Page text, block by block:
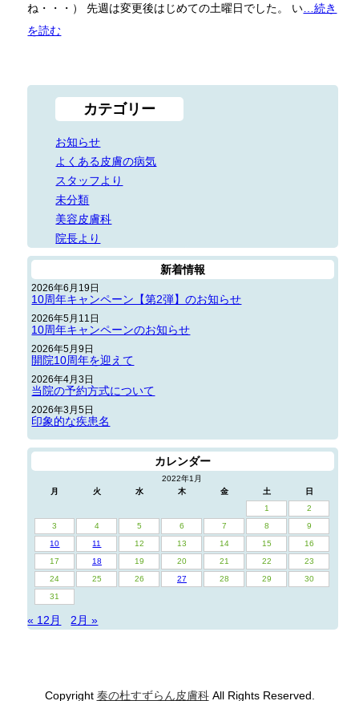
ね・・・） 先週は変更後はじめての土曜日でした。 い …続き
を読む
カテゴリー
お知らせ
よくある皮膚の病気
スタッフより
未分類
美容皮膚科
院長より
新着情報
2026年6月19日
10周年キャンペーン【第2弾】のお知らせ
2026年5月11日
10周年キャンペーンのお知らせ
2026年5月9日
開院10周年を迎えて
2026年4月3日
当院の予約方式について
2026年3月5日
印象的な疾患名
カレンダー
2022年1月
月
火 水 木 金 土
日
1
2
3
4 5 6 7 8
9
10
11 12 13 14 15
16
17
18 19 20 21 22
23
24
25 26 27 28 29
30
31
« 12月 2月 »
Copyright 奏の杜すずらん皮膚科All Rights Reserved.